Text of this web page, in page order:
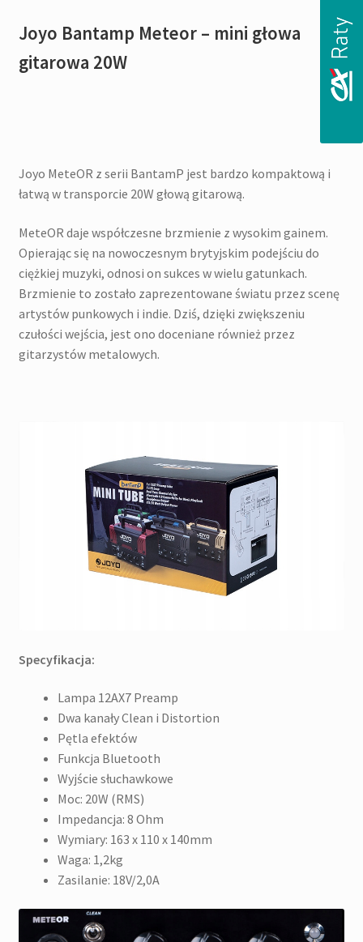
Joyo Bantamp Meteor – mini głowa
gitarowa 20W
Joyo MeteOR z serii BantamP jest bardzo kompaktową i
łatwą w transporcie 20W głową gitarową.
MeteOR daje współczesne brzmienie z wysokim gainem.
Opierając się na nowoczesnym brytyjskim podejściu do
ciężkiej muzyki, odnosi on sukces w wielu gatunkach.
Brzmienie to zostało zaprezentowane światu przez scenę
artystów punkowych i indie. Dziś, dzięki zwiększeniu
czułości wejścia, jest ono doceniane również przez
gitarzystów metalowych.
Specyfikacja:
Lampa 12AX7 Preamp
Dwa kanały Clean i Distortion
Pętla efektów
Funkcja Bluetooth
Wyjście słuchawkowe
Moc: 20W (RMS)
Impedancja: 8 Ohm
Wymiary: 163 x 110 x 140mm
Waga: 1,2kg
Zasilanie: 18V/2,0A